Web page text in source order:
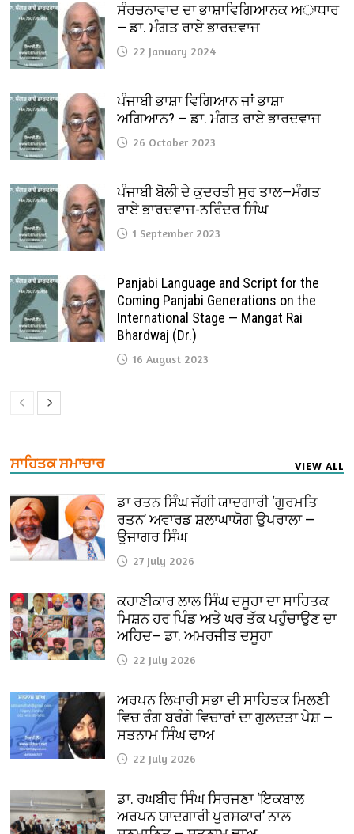
ਸੰਰਚਨਾਵਾਦ ਦਾ ਭਾਸ਼ਾਵਿਗਿਆਨਕ ਅਾਧਾਰ
— ਡਾ. ਮੰਗਤ ਰਾਏ ਭਾਰਦਵਾਜ
22 January 2024
ਪੰਜਾਬੀ ਭਾਸ਼ਾ ਵਿਗਿਆਨ ਜਾਂ ਭਾਸ਼ਾ
ਅਗਿਆਨ? — ਡਾ. ਮੰਗਤ ਰਾਏ ਭਾਰਦਵਾਜ
26 October 2023
ਪੰਜਾਬੀ ਬੋਲੀ ਦੇ ਕੁਦਰਤੀ ਸੁਰ ਤਾਲ—ਮੰਗਤ
ਰਾਏ ਭਾਰਦਵਾਜ-ਨਰਿੰਦਰ ਸਿੰਘ
1 September 2023
Panjabi Language and Script for the
Coming Panjabi Generations on the
International Stage — Mangat Rai
Bhardwaj (Dr.)
16 August 2023
ਸਾਹਿਤਕ ਸਮਾਚਾਰ VIEW ALL
ਡਾ ਰਤਨ ਸਿੰਘ ਜੱਗੀ ਯਾਦਗਾਰੀ ‘ਗੁਰਮਤਿ
ਰਤਨ’ ਅਵਾਰਡ ਸ਼ਲਾਘਾਯੋਗ ਉਪਰਾਲਾ —
ਉਜਾਗਰ ਸਿੰਘ
27 July 2026
ਕਹਾਣੀਕਾਰ ਲਾਲ ਸਿੰਘ ਦਸੂਹਾ ਦਾ ਸਾਹਿਤਕ
ਮਿਸ਼ਨ ਹਰ ਪਿੰਡ ਅਤੇ ਘਰ ਤੱਕ ਪਹੁੰਚਾਉਣ ਦਾ
ਅਹਿਦ— ਡਾ. ਅਮਰਜੀਤ ਦਸੂਹਾ
22 July 2026
ਅਰਪਨ ਲਿਖਾਰੀ ਸਭਾ ਦੀ ਸਾਹਿਤਕ ਮਿਲਣੀ
ਵਿਚ ਰੰਗ ਬਰੰਗੇ ਵਿਚਾਰਾਂ ਦਾ ਗੁਲਦਤਾ ਪੇਸ਼ —
ਸਤਨਾਮ ਸਿੰਘ ਢਾਅ
22 July 2026
ਡਾ. ਰਘਬੀਰ ਸਿੰਘ ਸਿਰਜਣਾ ‘ਇਕਬਾਲ
ਅਰਪਨ ਯਾਦਗਾਰੀ ਪੁਰਸਕਾਰ’ ਨਾਲ਼